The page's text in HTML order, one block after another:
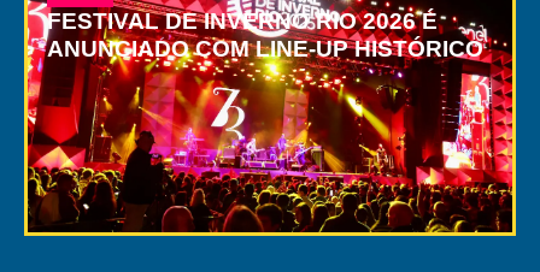
FESTIVAL DE INVERNO RIO 2026 É
ANUNCIADO COM LINE-UP HISTÓRICO